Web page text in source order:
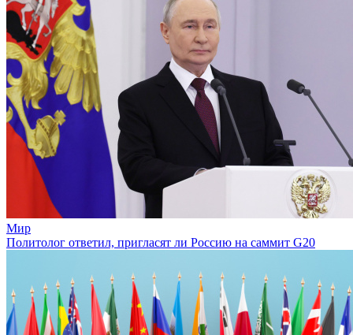
Мир
Политолог ответил, пригласят ли Россию на саммит G20